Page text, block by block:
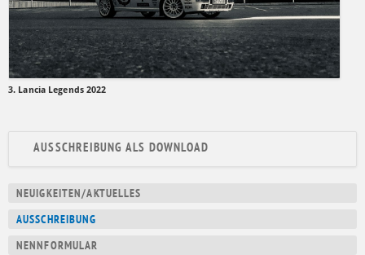
3. Lancia Legends 2022
AUSSCHREIBUNG ALS DOWNLOAD
Navigation
NEUIGKEITEN/AKTUELLES
AUSSCHREIBUNG
NENNFORMULAR